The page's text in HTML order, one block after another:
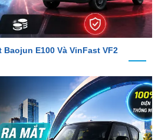
Baojun E100 Và VinFast VF2